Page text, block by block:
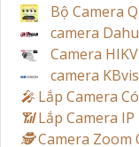
Bộ Camera
camera
Camera
camera
️🎤️ Lắp Camera
📶Lắp Camera
🕵️Camera Zoom